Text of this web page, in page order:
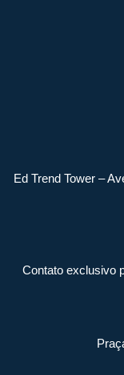
Ed Trend Tower –
Contato exclusivo